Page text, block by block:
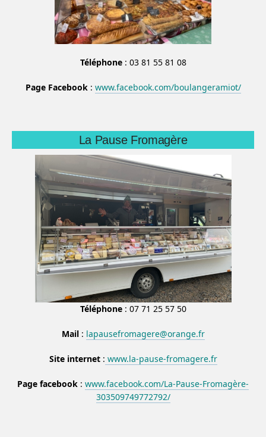
Téléphone: 03 81 55 81 08
Page Facebook: www.facebook.com/boulangeramiot/
La Pause Fromagère
Téléphone: 07 71 25 57 50
Mail: lapausefromagere@orange.fr
Site internet: www.la-pause-fromagere.fr
Page facebook : www.facebook.com/La-Pause-Fromagère-
303509749772792/